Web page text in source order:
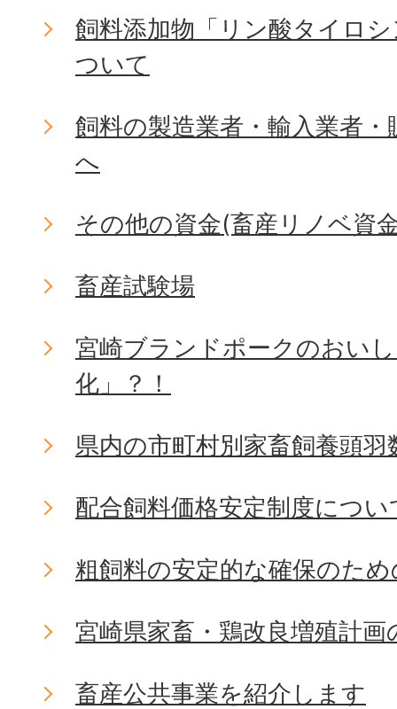
飼料添加物「リン酸タイロ
ついて
飼料の製造業者・輸入業者
へ
その他の資金(畜産リノベ資
畜産試験場
宮崎ブランドポークのおい
化」？！
県内の市町村別家畜飼養頭
配合飼料価格安定制度につい
粗飼料の安定的な確保のた
宮崎県家畜・鶏改良増殖計
畜産公共事業を紹介します